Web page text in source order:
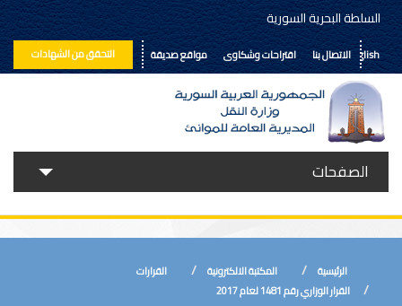
السلطة البحرية السورية
التحقق من الشهادات الاتصال بنا اقتراحات وشكاوى مواقع صديقة English
الصفحات
حولنا
الأخبار
الرئيسية المكتبة الالكترونية
القرارات
القرار الوزاري رقم 1481 لعام 2017